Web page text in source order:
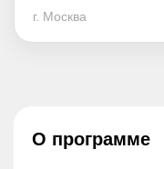
г. Москва
О программе